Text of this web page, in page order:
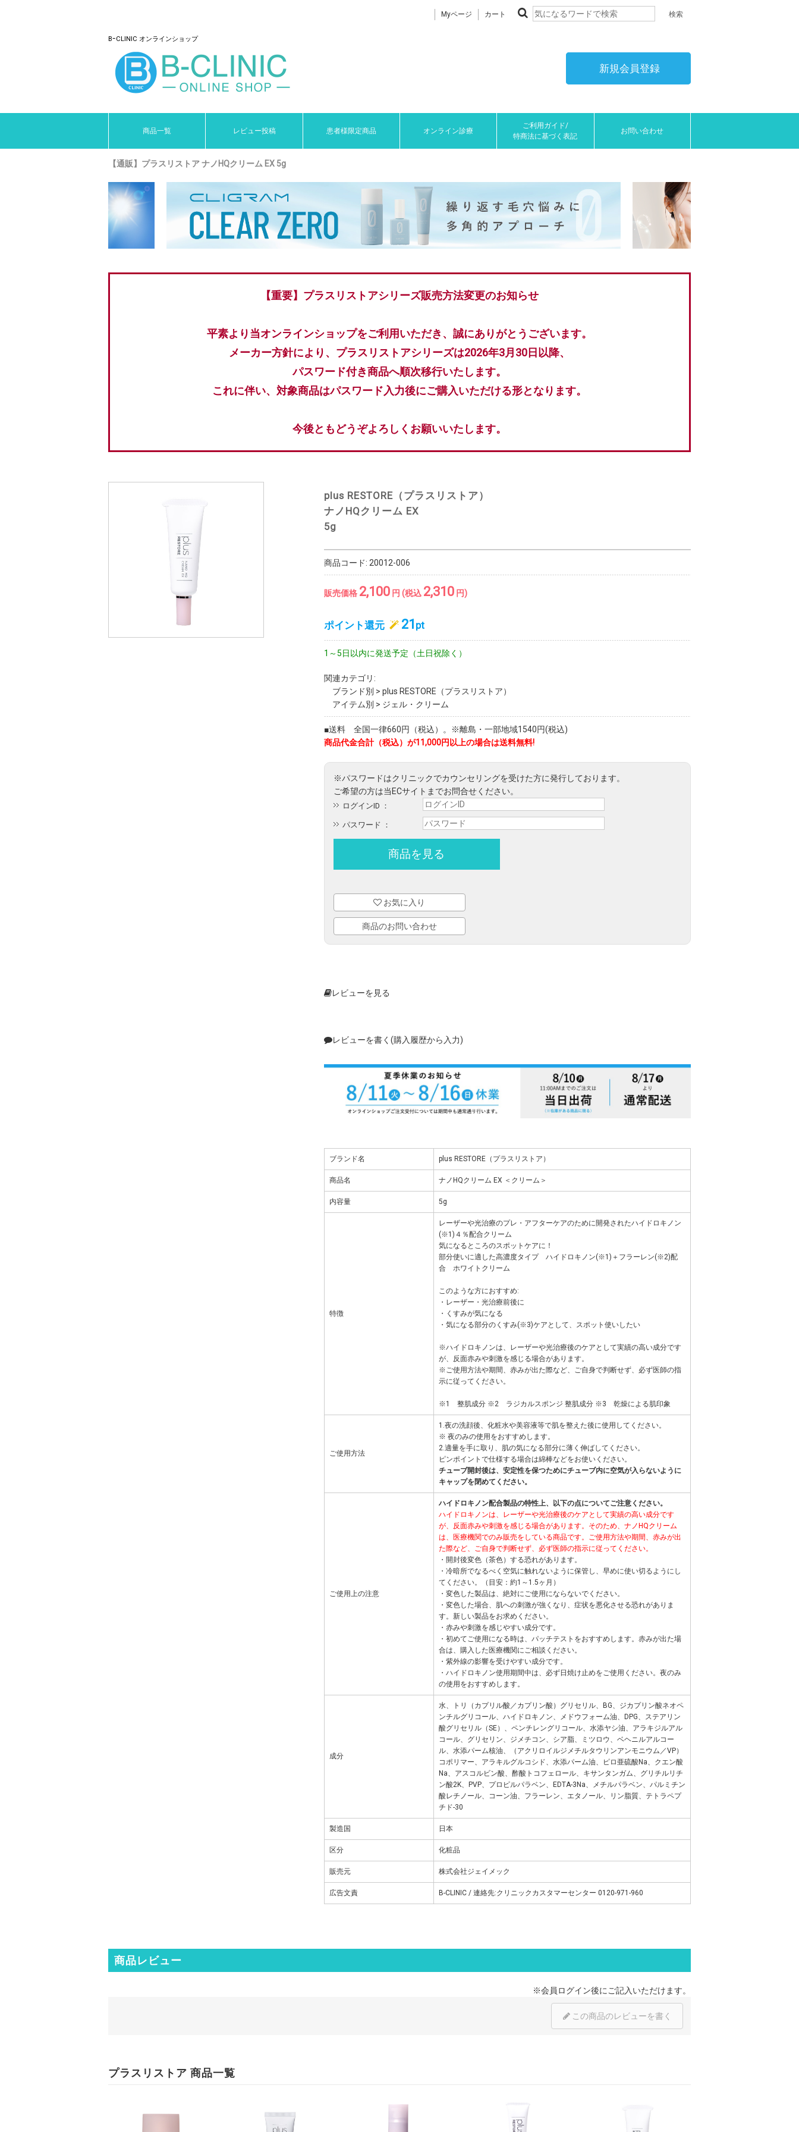
Myページ カート
BｰCLINIC オンラインショップ
新規会員登録
商品一覧 レビュー投稿 患者様限定商品 オンライン診療
ご利用ガイド/
特商法に基づく表記
お問い合わせ
【通販】プラスリストア ナノHQクリーム EX 5g
【重要】プラスリストアシリーズ販売方法変更のお知らせ
平素より当オンラインショップをご利用いただき、誠にありがとうございます。
メーカー方針により、プラスリストアシリーズは2026年3月30日以降、
パスワード付き商品へ順次移行いたします。
これに伴い、対象商品はパスワード入力後にご購入いただける形となります。
今後ともどうぞよろしくお願いいたします。
plus RESTORE（プラスリストア）
ナノHQクリーム EX
5g
商品コード: 20012-006
販売価格 2,100円 (税込 2,310円)
ポイント還元 21 pt
1～5日以内に発送予定（土日祝除く）
関連カテゴリ:
ブランド別 > plus RESTORE（プラスリストア）
アイテム別 > ジェル・クリーム
■送料 全国一律660円（税込）。※離島・一部地域1540円(税込)
商品代金合計（税込）が11,000円以上の場合は送料無料!
ログインID ：
パスワード ：
お気に入り
商品のお問い合わせ
レビューを見る
レビューを書く(購入履歴から入力)
ブランド名 plus RESTORE（プラスリストア）
商品名 ナノHQクリーム EX ＜クリーム＞
内容量 5g
特徴
レーザーや光治療のプレ・アフターケアのために開発されたハイドロキノン
(※1)４％配合クリーム
気になるところのスポットケアに！
部分使いに適した高濃度タイプ ハイドロキノン(※1)＋フラーレン(※2)配
合 ホワイトクリーム
このような方におすすめ:
・レーザー・光治療前後に
・くすみが気になる
・気になる部分のくすみ(※3)ケアとして、スポット使いしたい
※ハイドロキノンは、レーザーや光治療後のケアとして実績の高い成分です
が、反面赤みや刺激を感じる場合があります。
※ご使用方法や期間、赤みが出た際など、ご自身で判断せず、必ず医師の指
示に従ってください。
※1 整肌成分 ※2 ラジカルスポンジ 整肌成分 ※3 乾燥による肌印象
ご使用方法
1.夜の洗顔後、化粧水や美容液等で肌を整えた後に使用してください。
※ 夜のみの使用をおすすめします。
2.適量を手に取り、肌の気になる部分に薄く伸ばしてください。
ピンポイントで仕様する場合は綿棒などをお使いください。
チューブ開封後は、安定性を保つためにチューブ内に空気が入らないように
キャップを閉めてください。
ご使用上の注意
ハイドロキノン配合製品の特性上、以下の点についてご注意ください。
ハイドロキノンは、レーザーや光治療後のケアとして実績の高い成分です
が、反面赤みや刺激を感じる場合があります。そのため、ナノHQクリーム
は、医療機関でのみ販売をしている商品です。ご使用方法や期間、赤みが出
た際など、ご自身で判断せず、必ず医師の指示に従ってください。
・開封後変色（茶色）する恐れがあります。
・冷暗所でなるべく空気に触れないように保管し、早めに使い切るようにし
てください。（目安：約1～1.5ヶ月）
・変色した製品は、絶対にご使用にならないでください。
・変色した場合、肌への刺激が強くなり、症状を悪化させる恐れがありま
す。新しい製品をお求めください。
・赤みや刺激を感じやすい成分です。
・初めてご使用になる時は、パッチテストをおすすめします。赤みが出た場
合は、購入した医療機関にご相談ください。
・紫外線の影響を受けやすい成分です。
・ハイドロキノン使用期間中は、必ず日焼け止めをご使用ください。夜のみ
の使用をおすすめします。
成分
水、トリ（カプリル酸／カプリン酸）グリセリル、BG、ジカプリン酸ネオペ
ンチルグリコール、ハイドロキノン、メドウフォーム油、DPG、ステアリン
酸グリセリル（SE）、ペンチレングリコール、水添ヤシ油、アラキジルアル
コール、グリセリン、ジメチコン、シア脂、ミツロウ、ベヘニルアルコー
ル、水添パーム核油、（アクリロイルジメチルタウリンアンモニウム／VP）
コポリマー、アラキルグルコシド、水添パーム油、ピロ亜硫酸Na、クエン酸
Na、アスコルビン酸、酢酸トコフェロール、キサンタンガム、グリチルリチ
ン酸2K、PVP、プロピルパラベン、EDTA-3Na、メチルパラベン、パルミチン
酸レチノール、コーン油、フラーレン、エタノール、リン脂質、テトラペプ
チド-30
製造国 日本
区分 化粧品
販売元 株式会社ジェイメック
広告文責 B-CLINIC / 連絡先:クリニックカスタマーセンター 0120-971-960
商品レビュー
※会員ログイン後にご記入いただけます。
この商品のレビューを書く
プラスリストア 商品一覧